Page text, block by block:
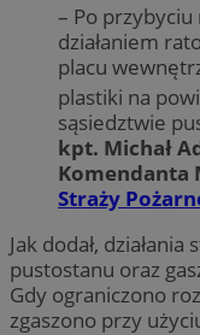
– Po
działaniem
placu
plastiki na
sąsiedztwie
kpt. Michał
Komendanta
Straży
Jak dodał,
pustostanu oraz
Gdy ograniczono
zgaszono przy